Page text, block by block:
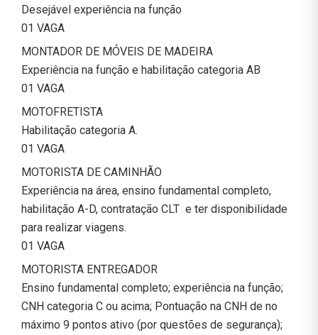
Desejável experiência na função
01 VAGA
MONTADOR DE MÓVEIS DE MADEIRA
Experiência na função e habilitação categoria AB
01 VAGA
MOTOFRETISTA
Habilitação categoria A.
01 VAGA
MOTORISTA DE CAMINHÃO
Experiência na área, ensino fundamental completo,
habilitação A-D, contratação CLT e ter disponibilidade
para realizar viagens.
01 VAGA
MOTORISTA ENTREGADOR
Ensino fundamental completo; experiência na função;
CNH categoria C ou acima; Pontuação na CNH de no
máximo 9 pontos ativo (por questões de segurança);